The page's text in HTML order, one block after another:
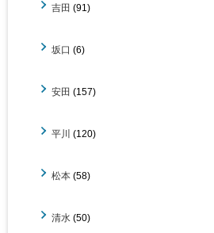
吉田 (91)
坂口 (6)
安田 (157)
平川 (120)
松本 (58)
清水 (50)